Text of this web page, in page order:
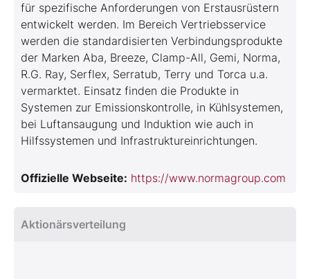
für spezifische Anforderungen von Erstausrüstern
entwickelt werden. Im Bereich Vertriebsservice
werden die standardisierten Verbindungsprodukte
der Marken Aba, Breeze, Clamp-All, Gemi, Norma,
R.G. Ray, Serflex, Serratub, Terry und Torca u.a.
vermarktet. Einsatz finden die Produkte in
Systemen zur Emissionskontrolle, in Kühlsystemen,
bei Luftansaugung und Induktion wie auch in
Hilfssystemen und Infrastruktureinrichtungen.
Offizielle Webseite: https://www.normagroup.com
Aktionärsverteilung